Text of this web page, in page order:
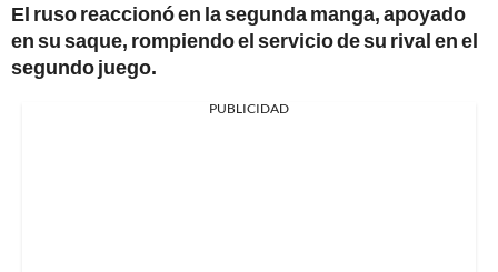
El ruso reaccionó en la segunda manga, apoyado
en su saque, rompiendo el servicio de su rival en el
segundo juego.
PUBLICIDAD